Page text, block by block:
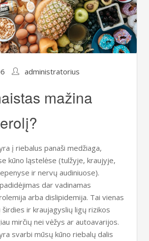
administratorius
mažina
į riebalus panaši medžiaga,
kūno ląstelėse (tulžyje, kraujyje,
ir nervų audiniuose).
dar vadinamas
arba dislipidemija. Tai vienas
ir kraujagyslių ligų rizikos
mirčių nei vėžys ar autoavarijos.
svarbi mūsų kūno riebalų dalis